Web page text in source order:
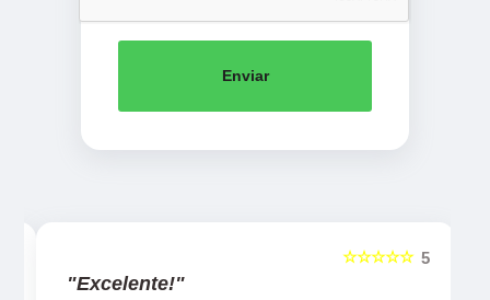
Enviar
5
☆☆☆☆☆
"Excelente!"